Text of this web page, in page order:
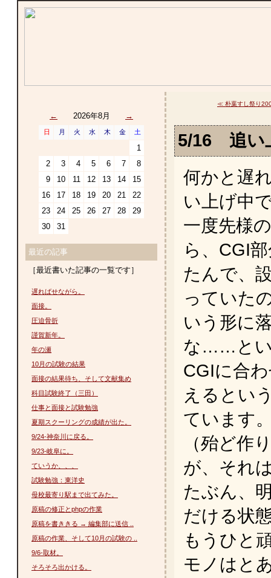
← 2026年8月 →
日 月 火 水 木 金 土
1
2
3 4 5 6 7
8
9
10 11 12 13 14
15
16
17 18 19 20 21
22
23
24 25 26 27 28
29
30
31
最近の記事
［最近書いた記事の一覧です］
遅ればせながら。
面接。
圧迫骨折
謹賀新年。
年の瀬
10月の試験の結果
面接の結果待ち、そして文献集め
科目試験終了（三田）
仕事と面接と試験勉強
夏期スクーリングの成績が出た。
9/24-神奈川に戻る。
9/23-岐阜に。
ていうか、、、
試験勉強：東洋史
母校最寄り駅まで出てみた。
原稿の修正とphpの作業
原稿を書ききる → 編集部に送信 ..
原稿の作業、そして10月の試験の ..
9/6-取材。
そろそろ出かける。
≪ 朴葉すし祭り
5/16 追い
何かと遅
い上げ中
一度先様
ら、CGI
たんで、
っていた
いう形に
な……とい
CGIに合
えるとい
ています
（殆ど作
が、それ
たぶん、
だける状
もうひと
モノはと